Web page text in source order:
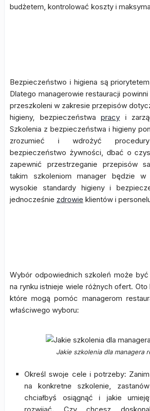
budżetem, kontrolować koszty i
Bezpieczeństwo i higiena są
Dlatego managerowie restauracji
przeszkoleni w zakresie przepisów
higieny, bezpieczeństwapracy i
Szkolenia z bezpieczeństwa i higieny
zrozumieć i wdrożyć procedury
bezpieczeństwo żywności, dbać o
zapewnić przestrzeganie przepisów
takim szkoleniom manager będzie w
wysokie standardy higieny i
jednocześnie zdrowie klientów i
Wybór odpowiednich szkoleń może być
na rynku istnieje wiele różnych ofert.
które mogą pomóc managerom
właściwego wyboru:
Jakie szkolenia dla managera
Określ swoje cele i potrzeby:
na konkretne szkolenie,
chciałbyś osiągnąć i jakie